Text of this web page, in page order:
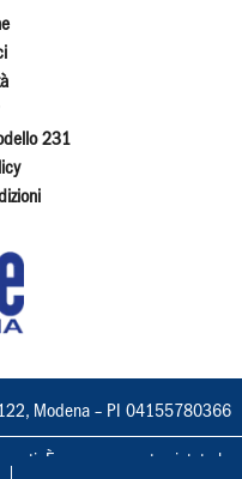
231
Modena – PI 04155780366
È espressamente vietata la